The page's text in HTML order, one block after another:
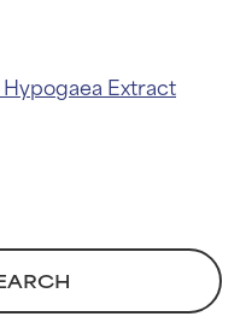
Extract
van
door
van
door